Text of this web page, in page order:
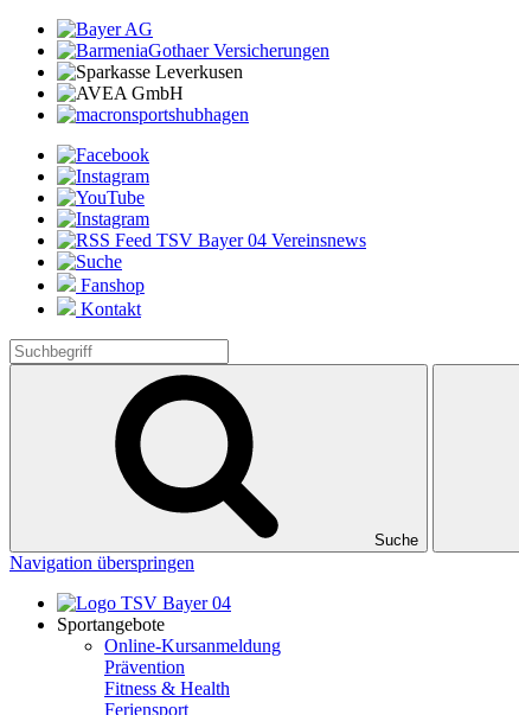
Fanshop
Kontakt
Suche
Navigation überspringen
Sportangebote
Online-Kursanmeldung
Prävention
Fitness & Health
Feriensport